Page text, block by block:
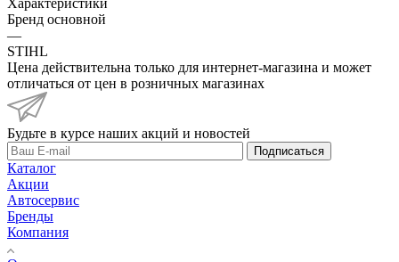
Бренд основной
—
STIHL
Цена действительна только для интернет-магазина и может
отличаться от цен в розничных магазинах
Будьте в курсе наших акций и новостей
Подписаться
Каталог
Акции
Автосервис
Бренды
Компания